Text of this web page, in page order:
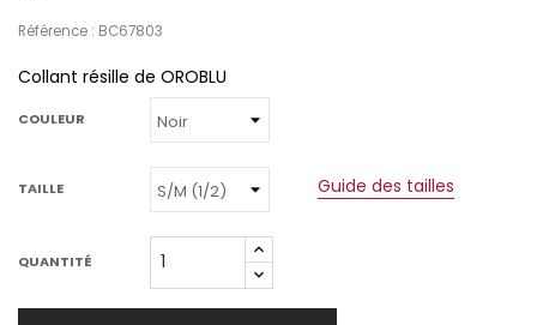
Référence : BC67803
Collant résille de OROBLU
COULEUR
TAILLE Guide des tailles
QUANTITÉ